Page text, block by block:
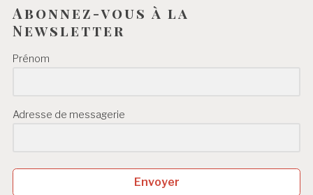
Abonnez-vous à la
Newsletter
Prénom
Adresse de messagerie
Envoyer